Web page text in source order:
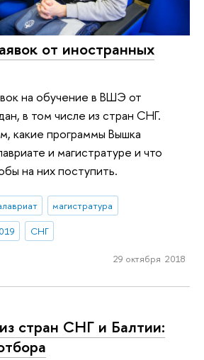
от иностранных
на обучение в ВШЭ от
в том числе из стран СНГ.
какие программы Вышка
и магистратуре и что
на них поступить.
магистратура
СНГ
29 октября 2018
стран СНГ и Балтии: